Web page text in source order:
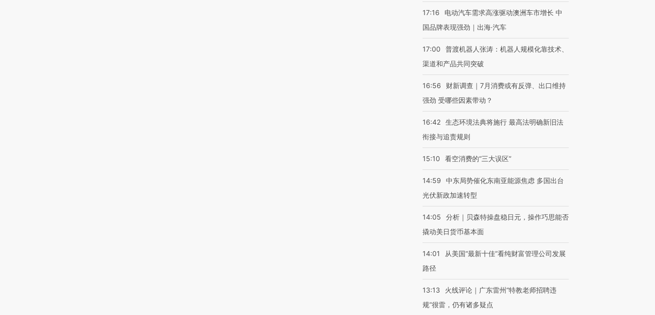
17:16
电动汽车需求高涨驱动澳洲车市增长 中
国品牌表现强劲｜出海·汽车
17:00
普渡机器人张涛：机器人规模化靠技术、
渠道和产品共同突破
16:56
财新调查｜7月消费或有反弹、出口维持
强劲 受哪些因素带动？
16:42 生态环境法典将施行 最高法明确新旧法
衔接与追责规则
15:10 看空消费的“三大误区”
14:59
中东局势催化东南亚能源焦虑 多国出台
光伏新政加速转型
14:05
分析｜贝森特操盘稳日元，操作巧思能否
撬动美日货币基本面
14:01
从美国“最新十佳”看纯财富管理公司发展
路径
13:13
火线评论｜广东雷州“特教老师招聘违
规”很雷，仍有诸多疑点